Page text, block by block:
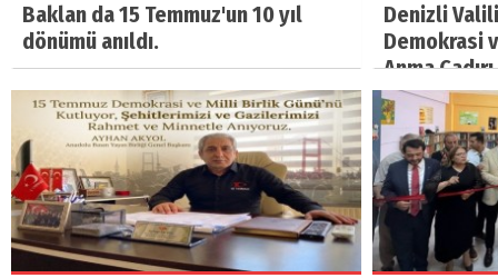
Baklan da 15 Temmuz'un 10 yıl
dönümü anıldı.
Denizli
Demokrasi
Anma